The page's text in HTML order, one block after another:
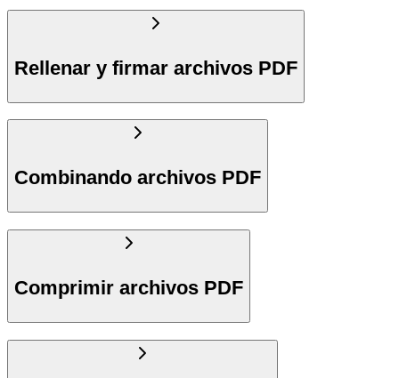
Rellenar y firmar archivos PDF
Combinando archivos PDF
Comprimir archivos PDF